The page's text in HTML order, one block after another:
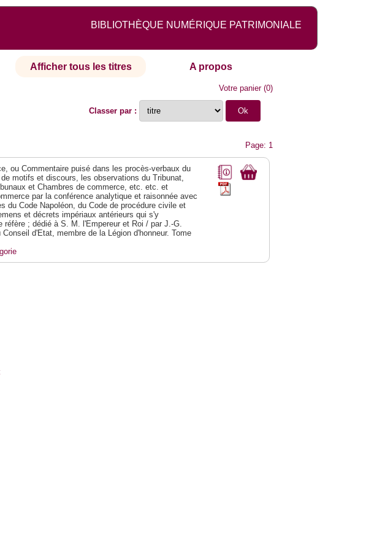
BIBLIOTHÈQUE NUMÉRIQUE PATRIMONIALE
Afficher tous les titres A propos
Votre panier(0)
Classer par :
Page: 1
ou Commentaire puisé dans les procès-verbaux du
motifs et discours, les observations du Tribunat,
et Chambres de commerce, etc. etc. et
par la conférence analytique et raisonnée avec
du Code Napoléon, du Code de procédure civile et
et décrets impériaux antérieurs qui s'y
réfère ; dédié à S. M. l'Empereur et Roi / par J.-G.
d'Etat, membre de la Légion d'honneur. Tome